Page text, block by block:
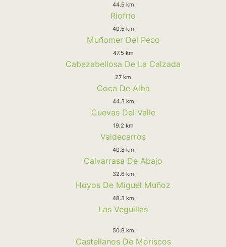
44.5 km
Riofrio
40.5 km
Muñomer Del Peco
47.5 km
Cabezabellosa De La Calzada
27 km
Coca De Alba
44.3 km
Cuevas Del Valle
19.2 km
Valdecarros
40.8 km
Calvarrasa De Abajo
32.6 km
Hoyos De Miguel Muñoz
48.3 km
Las Veguillas
50.8 km
Castellanos De Moriscos